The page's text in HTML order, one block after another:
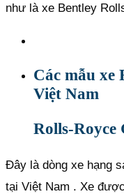
như là xe Bentley
Các mẫu xe
Việt Nam
Rolls-Royce
Đây là dòng xe hạng
tại Việt Nam . Xe